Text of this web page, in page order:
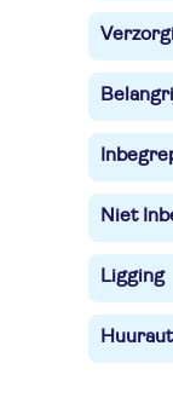
Niet
Ligging